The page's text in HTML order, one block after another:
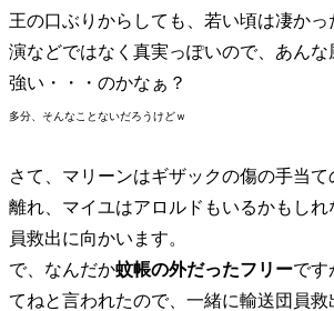
王の口ぶりからしても、若い頃は凄かっ
演などではなく真実っぽいので、あん
強い・・・のかなぁ？
多分、そんなことないだろうけどｗ
さて、マリーンはギザックの傷の手当
離れ、マイユはアロルドもいるかもしれ
員救出に向かいます。
で、なんだか蚊帳の外だったフリーです
てねと言われたので、一緒に輸送団員救